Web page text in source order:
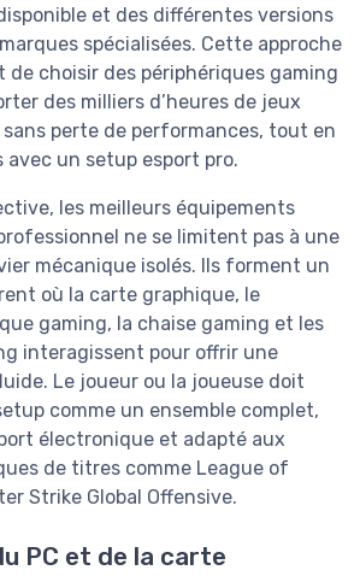
et des différentes versions
spécialisées. Cette approche
de choisir des périphériques gaming
des milliers d’heures de jeux
perte de performances, tout en
un setup esport pro.
les meilleurs équipements
ne se limitent pas à une
mécanique isolés. Ils forment un
où la carte graphique, le
gaming, la chaise gaming et les
interagissent pour offrir une
Le joueur ou la joueuse doit
comme un ensemble complet,
électronique et adapté aux
de titres comme League of
Strike Global Offensive.
PC et de la carte